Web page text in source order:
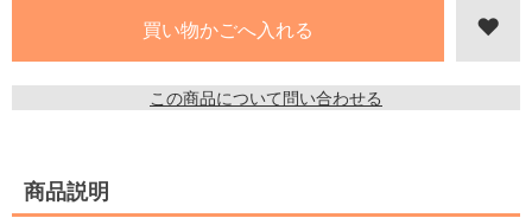
この商品について問い合わせる
商品説明